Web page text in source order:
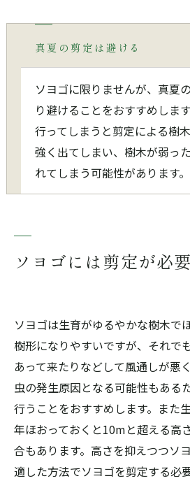
真夏の剪定は避ける
ソヨゴに限りませんが、真夏
り避けることをおすすめしま
行ってしまうと剪定による樹
強く出てしまい、樹木が弱っ
れてしまう可能性があります。
ソヨゴには剪定が必
ソヨゴは生育がゆるやかな樹木で
樹形になりやすいですが、それで
あって来たりなどして風通しが悪
虫の発生原因となる可能性もある
行うことをおすすめします。また
年ほおっておくと10mと超える高
合もあります。高さを抑えつつソ
適した方法でソヨゴを剪定する必